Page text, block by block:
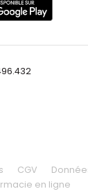
CGV
en ligne